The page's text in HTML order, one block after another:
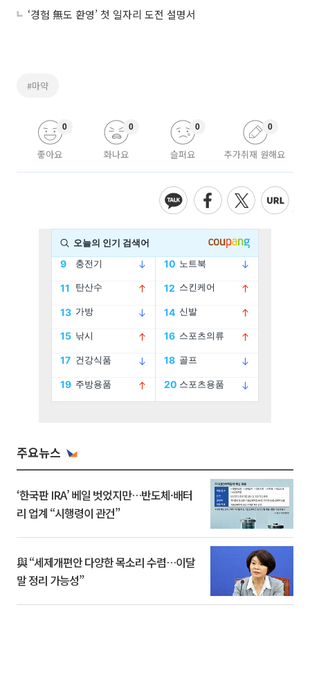
‘경험 無도 환영’ 첫 일자리 도전 설명서
#마약
좋아요
0
화나요
0
슬퍼요
0
추가취재 원해요
0
주요뉴스
‘한국판 IRA’ 베일 벗었지만…반도체·배터
리 업계 “시행령이 관건”
與 “세제개편안 다양한 목소리 수렴…이달
말 정리 가능성”